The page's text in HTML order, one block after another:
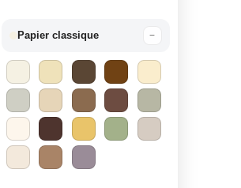
Papier classique −